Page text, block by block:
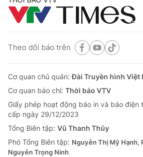
Theo dõi báo trên
Cơ quan chủ quản:Đài Truyền hình Việt
Cơ quan báo chí: Thời báo VTV
Giấy phép hoạt động báo in và báo điện
cấp ngày 29/12/2023
Tổng Biên tập: Vũ Thanh Thủy
Phó Tổng Biên tập: Nguyễn Thị Mỹ Hạnh,
Nguyễn Trọng Ninh